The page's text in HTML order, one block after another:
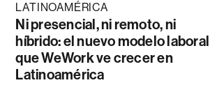
LATINOAMÉRICA
Ni presencial, ni remoto, ni
híbrido: el nuevo modelo laboral
que WeWork ve crecer en
Latinoamérica